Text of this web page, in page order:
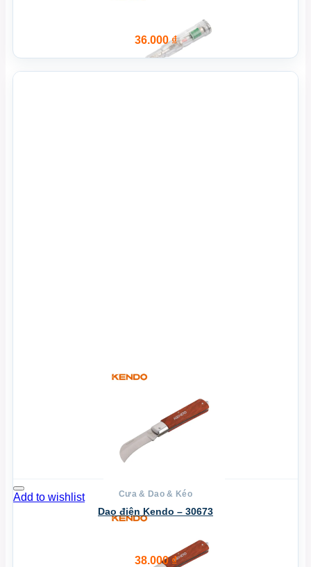
36.000₫
Add to wishlist Cưa & Dao & Kéo
Dao điện Kendo – 30673
38.000₫